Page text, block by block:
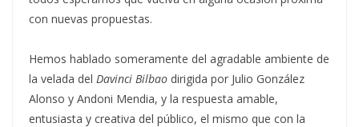
con nuevas propuestas.
Hemos hablado someramente del agradable ambiente de
la velada del Davinci Bilbao dirigida por Julio González
Alonso y Andoni Mendia, y la respuesta amable,
entusiasta y creativa del público, el mismo que con la